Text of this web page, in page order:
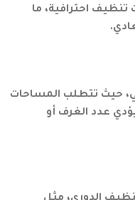
احترافية، ما
حيث تتطلب المساحات
عدد الغرف أو